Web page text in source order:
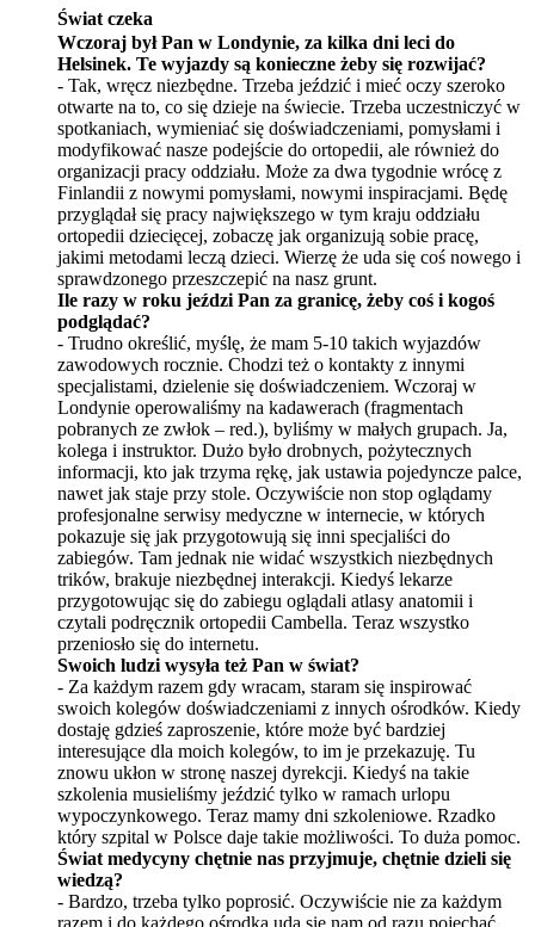
Świat czeka
Wczoraj był Pan w Londynie, za kilka dni leci do
Helsinek. Te wyjazdy są konieczne żeby się rozwijać?
- Tak, wręcz niezbędne. Trzeba jeździć i mieć oczy szeroko
otwarte na to, co się dzieje na świecie. Trzeba uczestniczyć w
spotkaniach, wymieniać się doświadczeniami, pomysłami i
modyfikować nasze podejście do ortopedii, ale również do
organizacji pracy oddziału. Może za dwa tygodnie wrócę z
Finlandii z nowymi pomysłami, nowymi inspiracjami. Będę
przyglądał się pracy największego w tym kraju oddziału
ortopedii dziecięcej, zobaczę jak organizują sobie pracę,
jakimi metodami leczą dzieci. Wierzę że uda się coś nowego i
sprawdzonego przeszczepić na nasz grunt.
Ile razy w roku jeździ Pan za granicę, żeby coś i kogoś
podglądać?
- Trudno określić, myślę, że mam 5-10 takich wyjazdów
zawodowych rocznie. Chodzi też o kontakty z innymi
specjalistami, dzielenie się doświadczeniem. Wczoraj w
Londynie operowaliśmy na kadawerach (fragmentach
pobranych ze zwłok – red.), byliśmy w małych grupach. Ja,
kolega i instruktor. Dużo było drobnych, pożytecznych
informacji, kto jak trzyma rękę, jak ustawia pojedyncze palce,
nawet jak staje przy stole. Oczywiście non stop oglądamy
profesjonalne serwisy medyczne w internecie, w których
pokazuje się jak przygotowują się inni specjaliści do
zabiegów. Tam jednak nie widać wszystkich niezbędnych
trików, brakuje niezbędnej interakcji. Kiedyś lekarze
przygotowując się do zabiegu oglądali atlasy anatomii i
czytali podręcznik ortopedii Cambella. Teraz wszystko
przeniosło się do internetu.
Swoich ludzi wysyła też Pan w świat?
- Za każdym razem gdy wracam, staram się inspirować
swoich kolegów doświadczeniami z innych ośrodków. Kiedy
dostaję gdzieś zaproszenie, które może być bardziej
interesujące dla moich kolegów, to im je przekazuję. Tu
znowu ukłon w stronę naszej dyrekcji. Kiedyś na takie
szkolenia musieliśmy jeździć tylko w ramach urlopu
wypoczynkowego. Teraz mamy dni szkoleniowe. Rzadko
który szpital w Polsce daje takie możliwości. To duża pomoc.
Świat medycyny chętnie nas przyjmuje, chętnie dzieli się
wiedzą?
- Bardzo, trzeba tylko poprosić. Oczywiście nie za każdym
razem i do każdego ośrodka uda się nam od razu pojechać.